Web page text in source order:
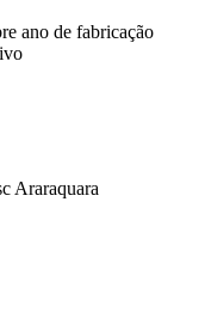
ano de fabricação
Araraquara